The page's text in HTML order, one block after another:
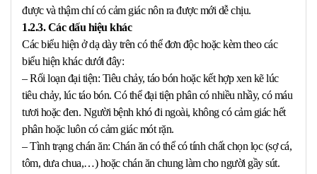
được và thậm chí có cảm giác nôn ra được mới dễ chịu.
1.2.3. Các dấu hiệu khác
Các biểu hiện ở dạ dày trên có thể đơn độc hoặc kèm theo các
biểu hiện khác dưới đây:
– Rối loạn đại tiện: Tiêu chảy, táo bón hoặc kết hợp xen kẽ lúc
tiêu chảy, lúc táo bón. Có thể đại tiện phân có nhiều nhầy, có máu
tươi hoặc đen. Người bệnh khó đi ngoài, không có cảm giác hết
phân hoặc luôn có cảm giác mót rặn.
– Tình trạng chán ăn: Chán ăn có thể có tính chất chọn lọc (sợ cá,
tôm, dưa chua,…) hoặc chán ăn chung làm cho người gầy sút.